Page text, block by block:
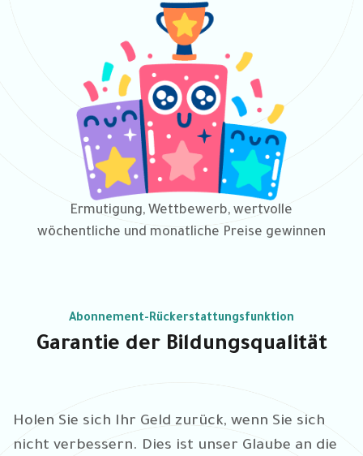
Ermutigung, Wettbewerb, wertvolle
wöchentliche und monatliche Preise gewinnen
Abonnement-Rückerstattungsfunktion
Garantie der Bildungsqualität
Holen Sie sich Ihr Geld zurück, wenn Sie sich
nicht verbessern. Dies ist unser Glaube an die